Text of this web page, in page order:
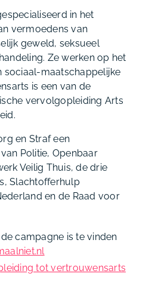
in het
vermoedens van
geweld, seksueel
Ze werken op het
sociaal-maatschappelijke
is een van de
vervolgopleiding Arts
en Straf een
Politie, Openbaar
Veilig Thuis, de drie
Slachtofferhulp
en de Raad voor
campagne is te vinden
tot vertrouwensarts